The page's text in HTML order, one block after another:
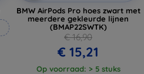
BMW AirPods Pro hoes zwart met
meerdere gekleurde lijnen
(BMAP22SWTK)
€ 16,90
€ 15,21
Op voorraad: > 5 stuks